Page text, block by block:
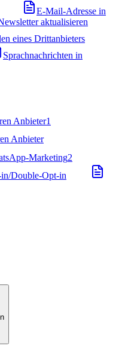
E-Mail-Adresse in
aktualisieren
eines Drittanbieters
Sprachnachrichten in
Anbieter1
Anbieter
Marketing2
Double-Opt-in